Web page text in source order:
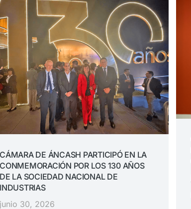
CÁMARA DE ÁNCASH PARTICIPÓ EN LA
CONMEMORACIÓN POR LOS 130 AÑOS
DE LA SOCIEDAD NACIONAL DE
INDUSTRIAS
junio 30, 2026